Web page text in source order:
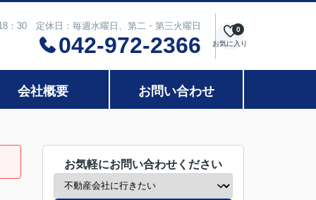
：30 定休日：毎週水曜日、第二・第三火曜日
042-972-2366 お気に入り
0
会社概要 お問い合わせ
お気軽にお問い合わせください